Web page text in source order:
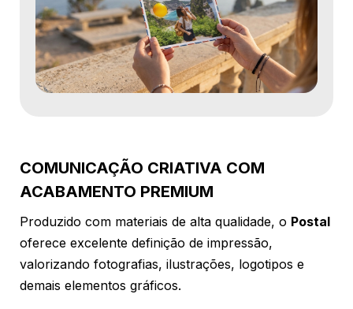
COMUNICAÇÃO CRIATIVA COM
ACABAMENTO PREMIUM
Produzido com materiais de alta qualidade, o Postal
oferece excelente definição de impressão,
valorizando fotografias, ilustrações, logotipos e
demais elementos gráficos.